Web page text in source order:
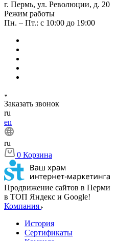
г. Пермь, ул. Революции, д. 20
Режим работы
Пн. – Пт.: с 10:00 до 19:00
Заказать звонок
ru
en
ru
0 Корзина
Продвижение сайтов в Перми
в ТОП Яндекс и Google!
Компания
История
Сертификаты